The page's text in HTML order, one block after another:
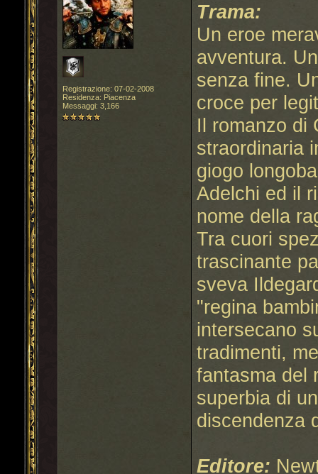
Registrazione: 07-02-2008
Residenza: Piacenza
Messaggi: 3,166
Trama:
Un eroe
avventura.
senza fine.
croce per
Il romanzo di
straordinaria
giogo
Adelchi ed il
nome della
Tra cuori
trascinante
sveva
"regina
intersecano
tradimenti,
fantasma del
superbia di
discendenza
Editore: